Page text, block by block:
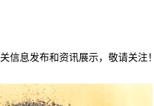
信息发布和资讯展示，敬请关注！